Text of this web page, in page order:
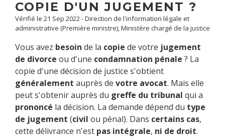
COPIE D'UN JUGEMENT ?
Vérifié le 21 Sep 2022 - Direction de l'information légale et
administrative (Première ministre), Ministère chargé de la justice
Vous avez besoin de la copie de votre jugement
de divorce ou d'une condamnation pénale ? La
copie d'une décision de justice s'obtient
généralement auprès de votre avocat. Mais elle
peut s'obtenir auprès du greffe du tribunal qui a
prononcé la décision. La demande dépend du type
de jugement (civil ou pénal). Dans certains cas,
cette délivrance n'est pas intégrale, ni de droit.